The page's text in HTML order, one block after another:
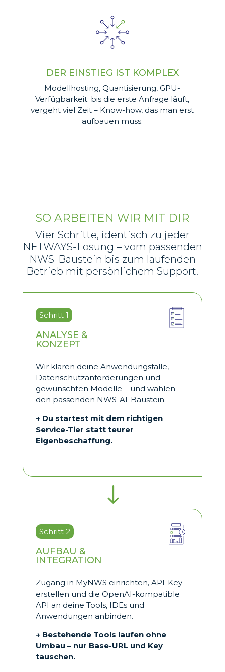
DER EINSTIEG IST KOMPLEX
Modellhosting, Quantisierung, GPU-
Verfügbarkeit: bis die erste Anfrage läuft,
vergeht viel Zeit – Know-how, das man erst
aufbauen muss.
SO ARBEITEN WIR MIT DIR
Vier Schritte, identisch zu jeder
NETWAYS-Lösung – vom passenden
NWS-Baustein bis zum laufenden
Betrieb mit persönlichem Support.
Schritt 1
ANALYSE &
KONZEPT
Wir klären deine Anwendungsfälle,
Datenschutzanforderungen und
gewünschten Modelle – und wählen
den passenden NWS-AI-Baustein.
→ Du startest mit dem richtigen
Service-Tier statt teurer
Eigenbeschaffung.
"
Schritt 2
AUFBAU &
INTEGRATION
Zugang in MyNWS einrichten, API-Key
erstellen und die OpenAI-kompatible
API an deine Tools, IDEs und
Anwendungen anbinden.
→ Bestehende Tools laufen ohne
Umbau – nur Base-URL und Key
tauschen.